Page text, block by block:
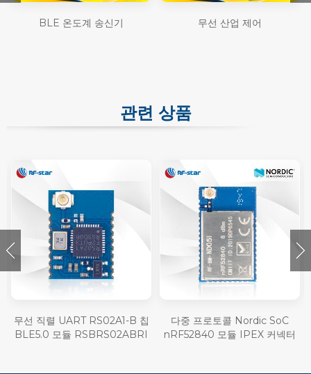
BLE 온도계 송신기 무선 산업 제어
관련 상품
무선 직렬 UART RS02A1-B 칩
BLE5.0 모듈 RSBRS02ABRI
다중 프로토콜 Nordic SoC
nRF52840 모듈 IPEX 커넥터